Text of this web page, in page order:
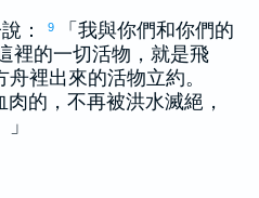
： 9
「我與你們和你們的
裡的一切活物，就是飛
裡出來的活物立約。
的，不再被洪水滅絕，